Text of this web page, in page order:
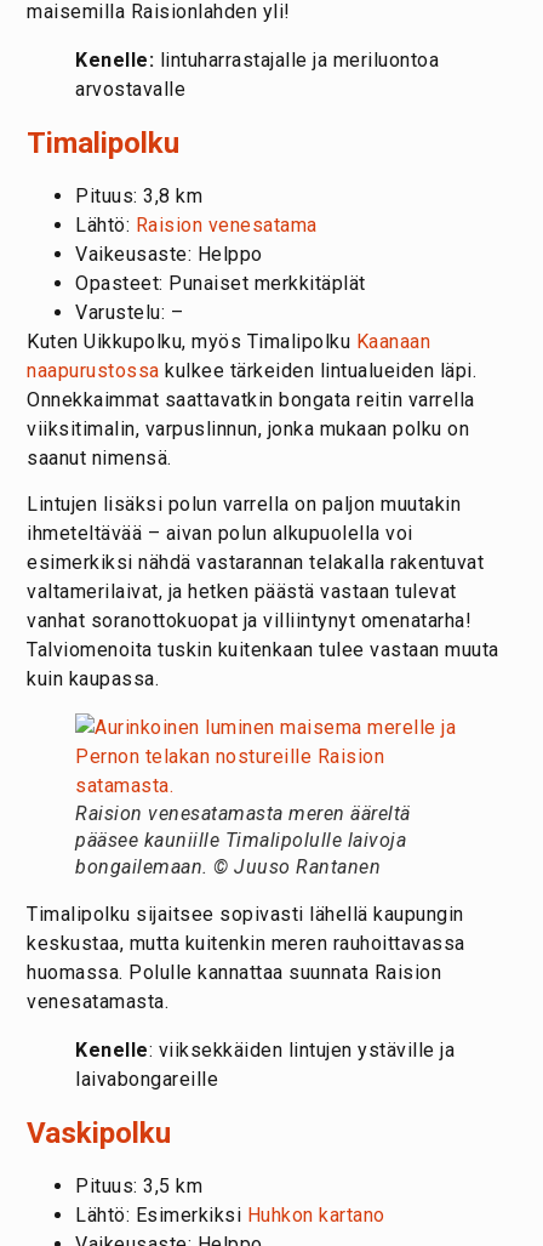
maisemilla Raisionlahden yli!
Kenelle: lintuharrastajalle ja meriluontoa
arvostavalle
Timalipolku
Pituus: 3,8 km
Lähtö: Raision venesatama
Vaikeusaste: Helppo
Opasteet: Punaiset merkkitäplät
Varustelu: –
Kuten Uikkupolku, myös Timalipolku Kaanaan
naapurustossa kulkee tärkeiden lintualueiden läpi.
Onnekkaimmat saattavatkin bongata reitin varrella
viiksitimalin, varpuslinnun, jonka mukaan polku on
saanut nimensä.
Lintujen lisäksi polun varrella on paljon muutakin
ihmeteltävää – aivan polun alkupuolella voi
esimerkiksi nähdä vastarannan telakalla rakentuvat
valtamerilaivat, ja hetken päästä vastaan tulevat
vanhat soranottokuopat ja villiintynyt omenatarha!
Talviomenoita tuskin kuitenkaan tulee vastaan muuta
kuin kaupassa.
Raision venesatamasta meren ääreltä
pääsee kauniille Timalipolulle laivoja
bongailemaan. © Juuso Rantanen
Timalipolku sijaitsee sopivasti lähellä kaupungin
keskustaa, mutta kuitenkin meren rauhoittavassa
huomassa. Polulle kannattaa suunnata Raision
venesatamasta.
Kenelle: viiksekkäiden lintujen ystäville ja
laivabongareille
Vaskipolku
Pituus: 3,5 km
Lähtö: Esimerkiksi Huhkon kartano